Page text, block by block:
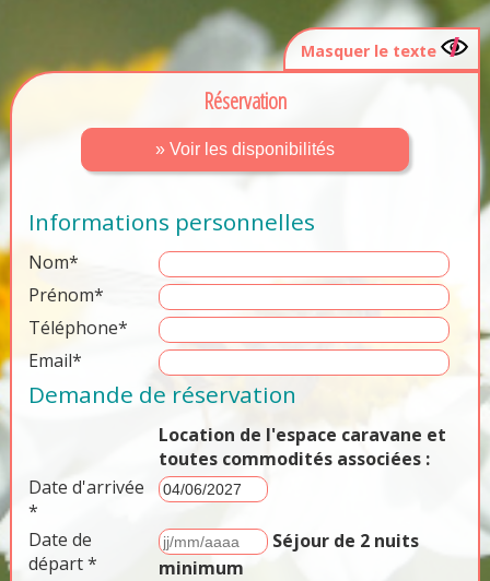
Masquer le texte
Réservation
» Voir les disponibilités
Informations personnelles
Nom*
Prénom*
Téléphone*
Email*
Demande de réservation
Location de l'espace caravane et
toutes commodités associées :
Date d'arrivée
*
Date de
départ *
Séjour de 2 nuits
minimum